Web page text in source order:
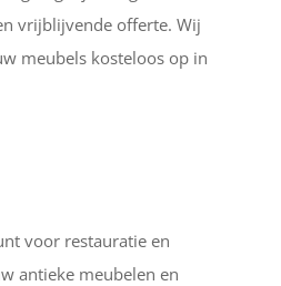
vrijblijvende offerte. Wij
meubels kosteloos op in
voor restauratie en
antieke meubelen en